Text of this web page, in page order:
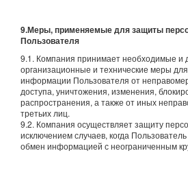
9.Меры, применяемые для защиты
Пользователя
9.1. Компания принимает необходимые и
организационные и технические меры
информации Пользователя от
доступа, уничтожения, изменения,
распространения, а также от иных
третьих лиц.
9.2. Компания осуществляет защиту
исключением случаев, когда
обмен информацией с неограниченным